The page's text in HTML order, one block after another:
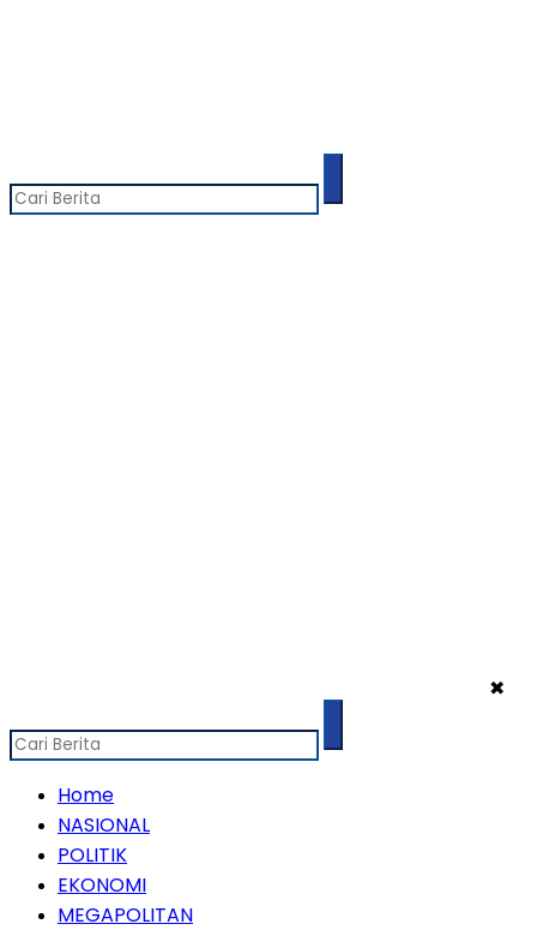
✖
Home
NASIONAL
POLITIK
EKONOMI
MEGAPOLITAN